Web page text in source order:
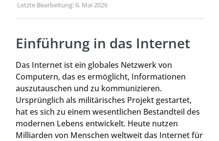
·Letzte Bearbeitung: 6. Mai 2026
Einführung in das Internet
Das Internet ist ein globales Netzwerk von
Computern, das es ermöglicht, Informationen
auszutauschen und zu kommunizieren.
Ursprünglich als militärisches Projekt gestartet,
hat es sich zu einem wesentlichen Bestandteil des
modernen Lebens entwickelt. Heute nutzen
Milliarden von Menschen weltweit das Internet für